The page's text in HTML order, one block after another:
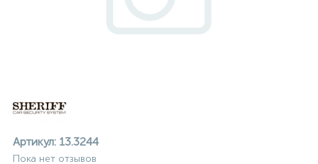
Артикул: 13.3244
Пока нет отзывов